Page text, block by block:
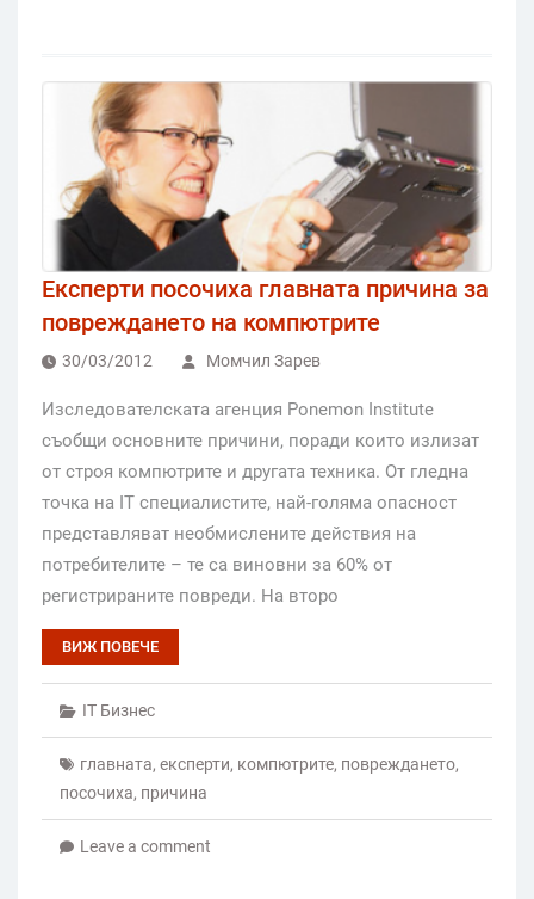
Експерти посочиха главната причина за
повреждането на компютрите
30/03/2012 Момчил Зарев
Изследователската агенция Ponemon Institute
съобщи основните причини, поради които излизат
от строя компютрите и другата техника. От гледна
точка на IT специалистите, най-голяма опасност
представляват необмислените действия на
потребителите – те са виновни за 60% от
регистрираните повреди. На второ
ВИЖ ПОВЕЧЕ
IT Бизнес
главната, експерти, компютрите, повреждането,
посочиха, причина
Leave a comment